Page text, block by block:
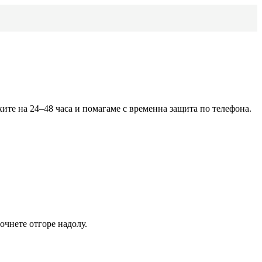
на 24–48 часа и помагаме с временна защита по телефона.
отгоре надолу.